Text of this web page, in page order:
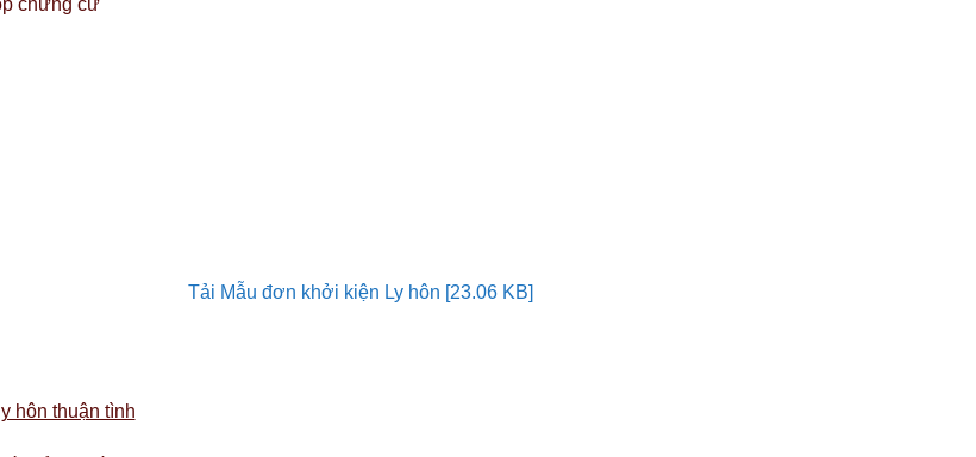
Tải Mẫu đơn khởi kiện Ly hôn [23.06 KB]
hôn thuận tình